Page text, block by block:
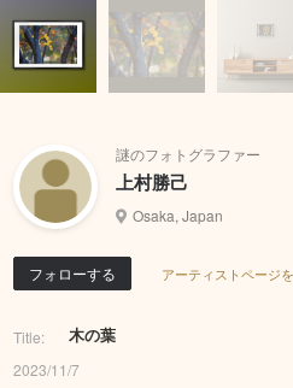
謎のフォトグラファー
上村勝己
Osaka, Japan
フォローする アーティストページ
Title: 木の葉
2023/11/7